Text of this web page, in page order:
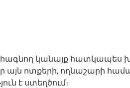
կանայք հատկապես
այն ոտքերի, ողնաշարի
է ստեղծում։